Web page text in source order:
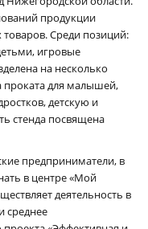
продукции
товаров. Среди позиций:
игровые
на несколько
проката для малышей,
детскую и
стенда посвящена
предприниматели, в
в центре «Мой
деятельность в
среднее